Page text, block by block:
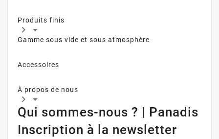
Produits finis
 
Gamme sous vide et sous atmosphère
Accessoires
À propos de nous
 
Qui sommes-nous ? | Panadis
Inscription à la newsletter